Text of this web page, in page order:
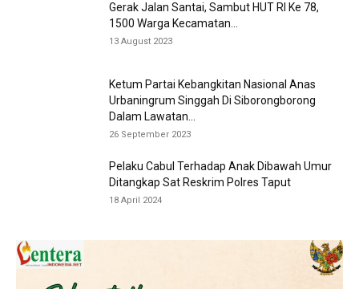
Gerak Jalan Santai, Sambut HUT RI Ke 78,
1500 Warga Kecamatan...
13 August 2023
Ketum Partai Kebangkitan Nasional Anas
Urbaningrum Singgah Di Siborongborong
Dalam Lawatan...
26 September 2023
Pelaku Cabul Terhadap Anak Dibawah Umur
Ditangkap Sat Reskrim Polres Taput
18 April 2024